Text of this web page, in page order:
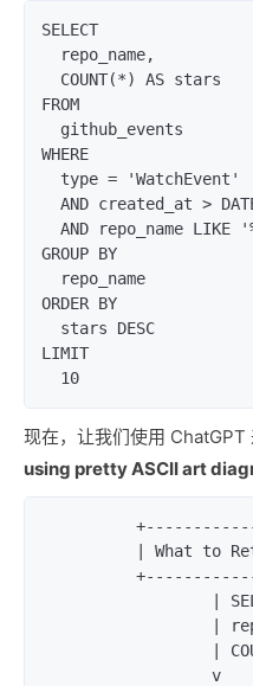
SELECT
  repo_name,
  COUNT(*) AS stars
FROM
  github_events
WHERE
  type = 'WatchEvent'
AND created_at >
AND repo_name LIKE
GROUP BY
  repo_name
ORDER BY
  stars DESC
LIMIT
  10
现在，让我们使用 ChatGPT
using pretty ASCII art
| What to
|